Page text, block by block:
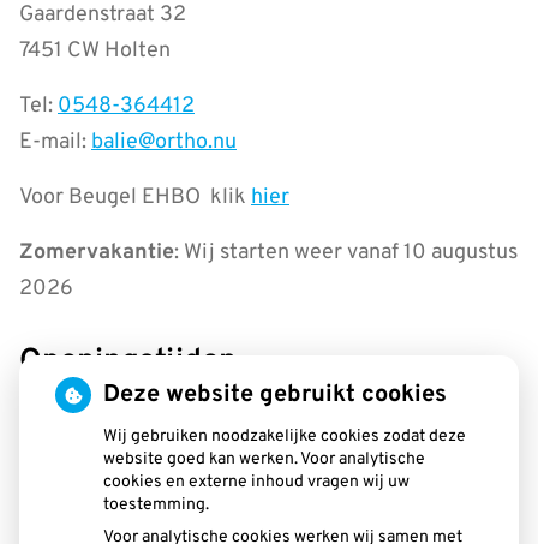
Gaardenstraat 32
7451 CW Holten
Tel:0548-364412
E-mail:balie@ortho.nu
Voor Beugel EHBO klik hier
Zomervakantie: Wij starten weer vanaf 10 augustus
2026
Openingstijden
Maandag: 08.30 tot
- 13.00
13.30tot
- 16.30
08.30tot
- 13.00
13.30 tot
- 16.30
Deze website gebruikt cookies
Wij gebruiken noodzakelijke cookies zodat deze
website goed kan werken. Voor analytische
cookies en externe inhoud vragen wij uw
toestemming.
Voor analytische cookies werken wij samen met